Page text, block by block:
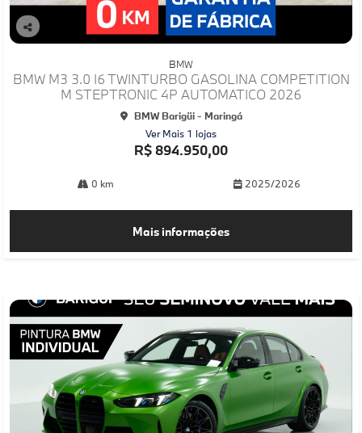
Co
lhe
BMW
BMW M3 3.0 I6 TWINTURBO GASOLINA COMPETITION
M STEPTRONIC 4P AUTOMATICO 2026
BMW Barigüi - Maringá
Ver Mais 1 lojas
R$ 894.950,00
0 km 2025/2026
Mais informações